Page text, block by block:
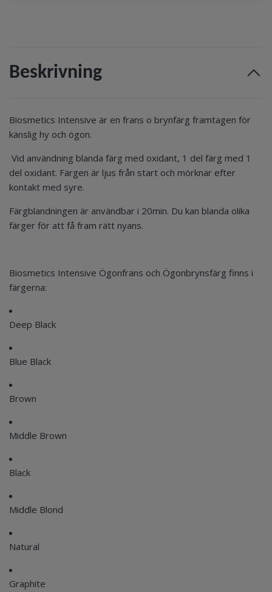
Beskrivning
Biosmetics Intensive är en frans o brynfärg framtagen för
känslig hy och ögon.
Vid användning blanda färg med oxidant, 1 del färg med 1
del oxidant. Färgen är ljus från start och mörknar efter
kontakt med syre.
Färgblandningen är användbar i 20min. Du kan blanda olika
färger för att få fram rätt nyans.
Biosmetics Intensive Ögonfrans och Ögonbrynsfärg finns i
färgerna:
Deep Black
Blue Black
Brown
Middle Brown
Black
Middle Blond
Natural
Graphite